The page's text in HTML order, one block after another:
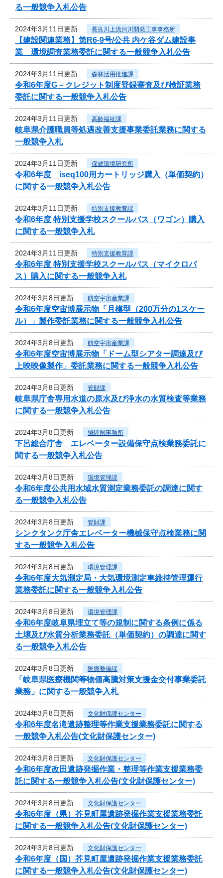
る一般競争入札公告
2024年3月11日更新 長良川上流河川開発工事事務所
【建設関連業務】第R6-9号/公共 内ケ谷ダム建設事
業 環境調査業務委託に関する一般競争入札公告
2024年3月11日更新 森林活用推進課
令和6年度G－クレジット制度登録審査及び検証業務
委託に関する一般競争入札公告
2024年3月11日更新 高齢福祉課
岐阜県介護職員等処遇改善支援事業委託業務に関する
一般競争入札
2024年3月11日更新 保健環境研究所
令和6年度 iseq100用カートリッジ購入（単価契約）
に関する一般競争入札公告
2024年3月11日更新 特別支援教育課
令和6年度 特別支援学校スクールバス（ワゴン）購入
に関する一般競争入札
2024年3月11日更新 特別支援教育課
令和6年度 特別支援学校スクールバス（マイクロバ
ス）購入に関する一般競争入札
2024年3月8日更新 航空宇宙産業課
令和6年度空宙博展示物「月模型（200万分の1スケー
ル）」製作委託業務に関する一般競争入札公告
2024年3月8日更新 航空宇宙産業課
令和6年度空宙博展示物「ドーム型シアター調達及び
上映映像製作」委託業務に関する一般競争入札公告
2024年3月8日更新 管財課
岐阜県庁舎専用水道の原水及び浄水の水質検査等業務
に関する一般競争入札公告
2024年3月8日更新 飛騨県事務所
下呂総合庁舎 エレベーター設備保守点検業務委託に
関する一般競争入札公告
2024年3月8日更新 環境管理課
令和6年度公共用水域水質測定業務委託の調達に関す
る一般競争入札公告
2024年3月8日更新 管財課
シンクタンク庁舎エレベーター機械保守点検業務に関
する一般競争入札公告
2024年3月8日更新 環境管理課
令和6年度大気測定局・大気環境測定車維持管理運行
業務委託に関する一般競争入札公告
2024年3月8日更新 環境管理課
令和6年度岐阜県埋立て等の規制に関する条例に係る
土壌及び水質分析業務委託（単価契約）の調達に関す
る一般競争入札公告
2024年3月8日更新 医療整備課
「岐阜県医療機関等物価高騰対策支援金交付事業委託
業務」に関する一般競争入札
2024年3月8日更新 文化財保護センター
令和6年度名滝遺跡整理等作業支援業務委託に関する
一般競争入札公告(文化財保護センター)
2024年3月8日更新 文化財保護センター
令和6年度改田遺跡発掘作業・整理等作業支援業務委
託に関する一般競争入札公告(文化財保護センター)
2024年3月8日更新 文化財保護センター
令和6年度（県）芥見町屋遺跡発掘作業支援業務委託
に関する一般競争入札公告(文化財保護センター)
2024年3月8日更新 文化財保護センター
令和6年度（国）芥見町屋遺跡発掘作業支援業務委託
に関する一般競争入札公告(文化財保護センター)